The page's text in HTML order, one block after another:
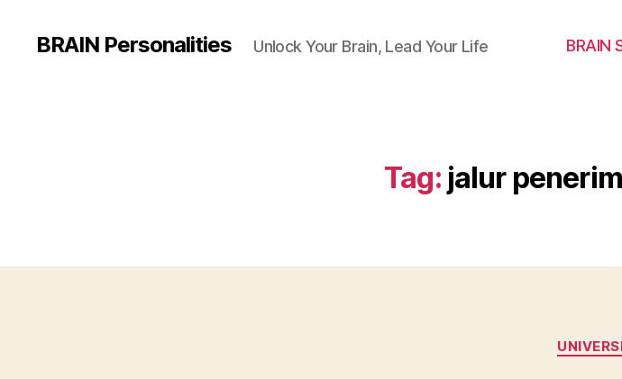
BRAIN Personalities Unlock Your Brain, Lead Your Life BRAIN
Tag: jalur